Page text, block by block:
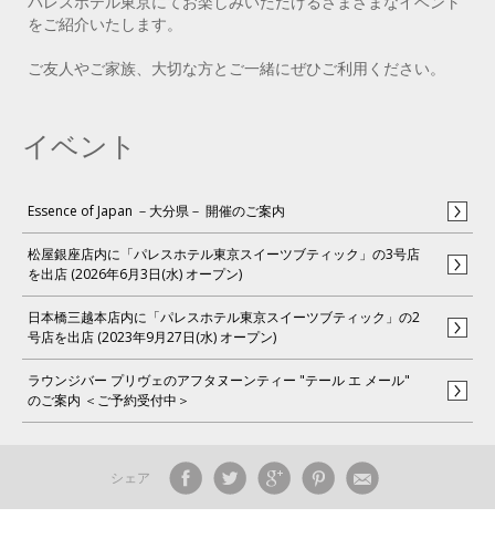
をご紹介いたします。
ご友人やご家族、大切な方とご一緒にぜひご利用ください。
イベント
Essence of Japan －大分県－ 開催のご案内
松屋銀座店内に「パレスホテル東京スイーツブティック」の3号店
を出店 (2026年6月3日(水) オープン)
日本橋三越本店内に「パレスホテル東京スイーツブティック」の2
号店を出店 (2023年9月27日(水) オープン)
ラウンジバー プリヴェのアフタヌーンティー "テール エ メール"
のご案内 ＜ご予約受付中＞
シェア